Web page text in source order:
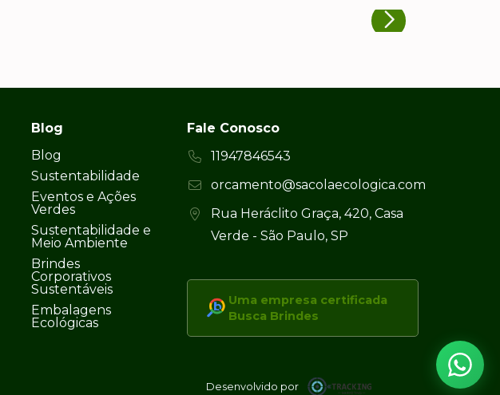
Blog
Blog
Sustentabilidade
Eventos e Ações
Verdes
Sustentabilidade e
Meio Ambiente
Brindes
Corporativos
Sustentáveis
Embalagens
Ecológicas
Fale Conosco
11947846543
orcamento@sacolaecologica.com
Rua Heráclito Graça, 420, Casa
Verde - São Paulo, SP
Uma empresa certificada
Busca Brindes
Desenvolvido por